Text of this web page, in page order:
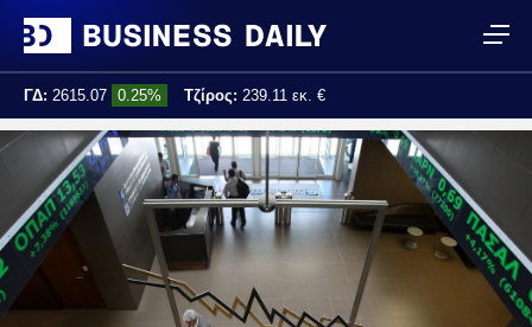
ΓΔ: 2615.07 0.25% Τζίρος: 239.11 εκ. €
Τελ. ενημέρωση: 17:25:01